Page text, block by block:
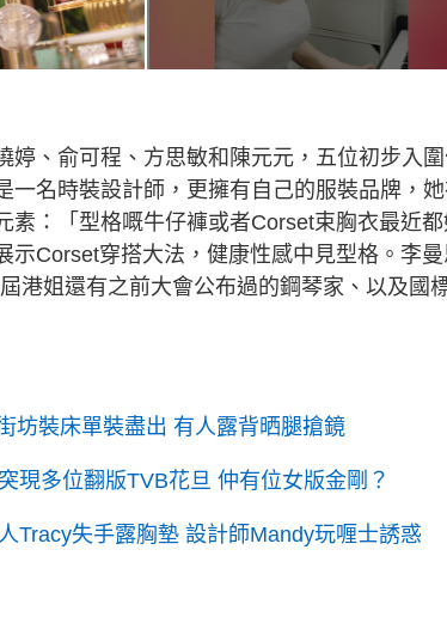
婷、俞可程、方思敏和陳元元，五位初步入
一名時裝設計師，更擁有自己的服裝品牌，
素：「型格嘅牛仔褲或者Corset束胸衣最近
Corset穿搭大法，健康性感中見型格。李
港姐還有之前大會公布過的鋼琴家、以及國
坊裝床單裝盡出 有人露背晒腿搶鏡
現多位翻版TVB花旦 仲有位女版金剛？
Tracy失手露胸墊 設計師Mandy玩喱士誘惑